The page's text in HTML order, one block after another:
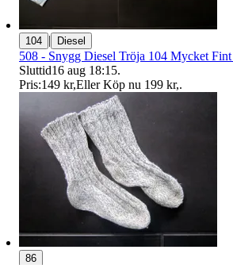
104 | Diesel
508 - Snygg Diesel Tröja 104 Mycket
Sluttid16 aug 18:15.
Pris:149 kr,Eller Köp nu 199 kr,.
86